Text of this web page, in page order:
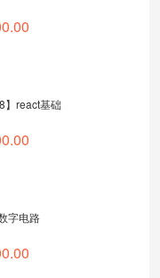
】react基础
字电路